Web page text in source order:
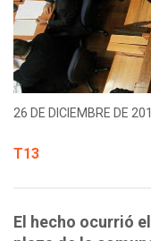
26 DE DICIEMBRE DE
T13
El hecho ocurrió